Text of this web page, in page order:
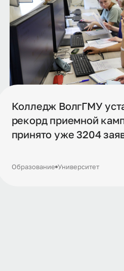
Колледж ВолгГМУ
рекорд приемной
принято уже 3204
Образование Университет